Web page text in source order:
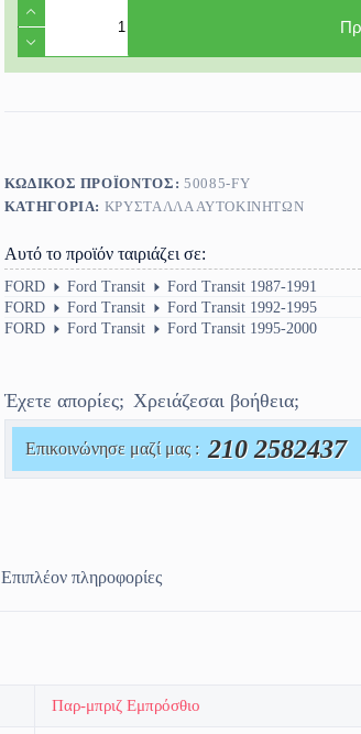
μπροστινό
Ford
Transit
ΚΩΔΙΚΌΣ ΠΡΟΪΌΝΤΟΣ: 50085-FY
ΚΑΤΗΓΟΡΊΑ: ΚΡΎΣΤΑΛΛΑ ΑΥΤΟΚΙΝΉΤΩΝ
Αυτό το προϊόν ταιριάζει σε:
FORD Ford Transit
Ford Transit 1987-1991
FORD
Ford Transit
Ford Transit 1992-1995
FORD
Ford Transit Ford Transit 1995-2000
Έχετε απορίες; Χρειάζεσαι βοήθεια;
Επικοινώνησε μαζί μας : 210 2582437
Επιπλέον πληροφορίες
Παρ-μπριζ Εμπρόσθιο